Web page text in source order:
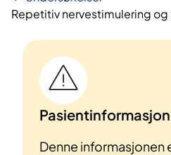
Repetitiv nervestimulering og
Denne informasjonen